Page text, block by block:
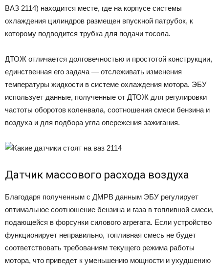
ВАЗ 2114) находится месте, где на корпусе системы
охлаждения цилиндров размещен впускной патрубок, к
которому подводится трубка для подачи тосола.
ДТОЖ отличается долговечностью и простотой конструкции,
единственная его задача — отслеживать изменения
температуры жидкости в системе охлаждения мотора. ЭБУ
использует данные, полученные от ДТОЖ для регулировки
частоты оборотов коленвала, соотношения смеси бензина и
воздуха и для подбора угла опережения зажигания.
Датчик массового расхода воздуха
Благодаря полученным с ДМРВ данным ЭБУ регулирует
оптимальное соотношение бензина и газа в топливной смеси,
подающейся в форсунки силового агрегата. Если устройство
функционирует неправильно, топливная смесь не будет
соответствовать требованиям текущего режима работы
мотора, что приведет к уменьшению мощности и ухудшению